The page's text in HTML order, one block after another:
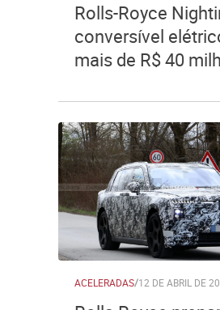
Rolls-Royce
conversível
mais de R$ 40
ACELERADAS/12 DE ABRIL DE